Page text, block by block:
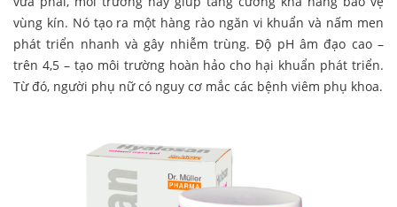
vùng kín. Nó tạo ra một hàng rào ngăn vi khuẩn và nấm men
phát triển nhanh và gây nhiễm trùng. Độ pH âm đạo cao –
trên 4,5 – tạo môi trường hoàn hảo cho hại khuẩn phát triển.
Từ đó, người phụ nữ có nguy cơ mắc các bệnh viêm phụ khoa.